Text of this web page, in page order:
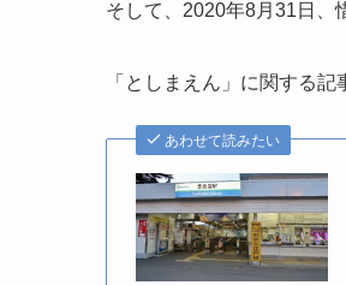
そして、2020年8月31日、
「としまえん」に関する記
あわせて読みたい